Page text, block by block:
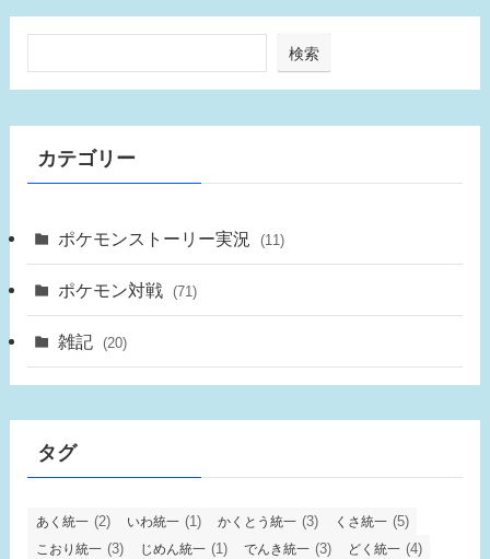
検索
カテゴリー
ポケモンストーリー実況 (11)
ポケモン対戦 (71)
雑記 (20)
タグ
あく統一 (2) いわ統一 (1) かくとう統一 (3) くさ統一 (5)
こおり統一 (3) じめん統一 (1) でんき統一 (3) どく統一 (4)